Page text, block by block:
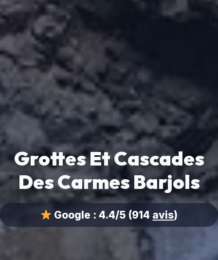
Grottes Et Cascades
Des Carmes Barjols
Google :4.4/5 (914 avis)